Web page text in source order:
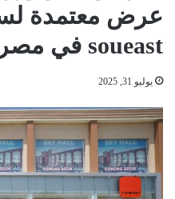
عرض معتمدة
soueast في مصر
يوليو 31, 2025